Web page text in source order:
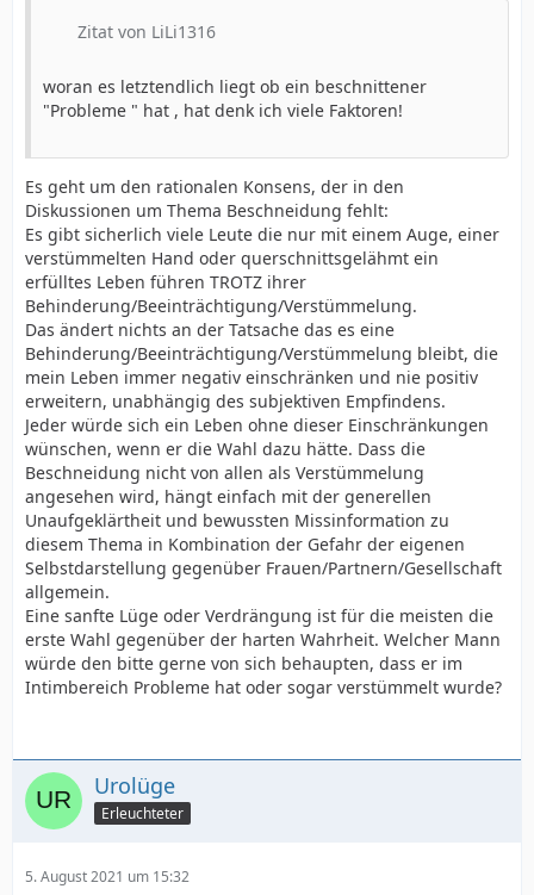
Zitat von LiLi1316
woran es letztendlich liegt ob ein beschnittener
"Probleme " hat , hat denk ich viele Faktoren!
Es geht um den rationalen Konsens, der in den
Diskussionen um Thema Beschneidung fehlt:
Es gibt sicherlich viele Leute die nur mit einem Auge, einer
verstümmelten Hand oder querschnittsgelähmt ein
erfülltes Leben führen TROTZ ihrer
Behinderung/Beeinträchtigung/Verstümmelung.
Das ändert nichts an der Tatsache das es eine
Behinderung/Beeinträchtigung/Verstümmelung bleibt, die
mein Leben immer negativ einschränken und nie positiv
erweitern, unabhängig des subjektiven Empfindens.
Jeder würde sich ein Leben ohne dieser Einschränkungen
wünschen, wenn er die Wahl dazu hätte. Dass die
Beschneidung nicht von allen als Verstümmelung
angesehen wird, hängt einfach mit der generellen
Unaufgeklärtheit und bewussten Missinformation zu
diesem Thema in Kombination der Gefahr der eigenen
Selbstdarstellung gegenüber Frauen/Partnern/Gesellschaft
allgemein.
Eine sanfte Lüge oder Verdrängung ist für die meisten die
erste Wahl gegenüber der harten Wahrheit. Welcher Mann
würde den bitte gerne von sich behaupten, dass er im
Intimbereich Probleme hat oder sogar verstümmelt wurde?
Urolüge
Erleuchteter
5. August 2021 um 15:32